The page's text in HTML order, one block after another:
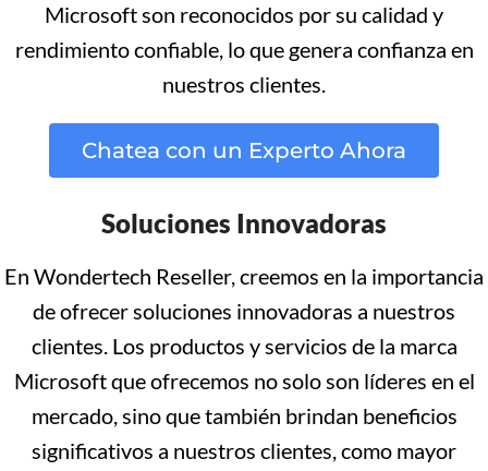
Microsoft son reconocidos por su calidad y
rendimiento confiable, lo que genera confianza en
nuestros clientes.
Chatea con un Experto Ahora
Soluciones Innovadoras
En Wondertech Reseller, creemos en la importancia
de ofrecer soluciones innovadoras a nuestros
clientes. Los productos y servicios de la marca
Microsoft que ofrecemos no solo son líderes en el
mercado, sino que también brindan beneficios
significativos a nuestros clientes, como mayor